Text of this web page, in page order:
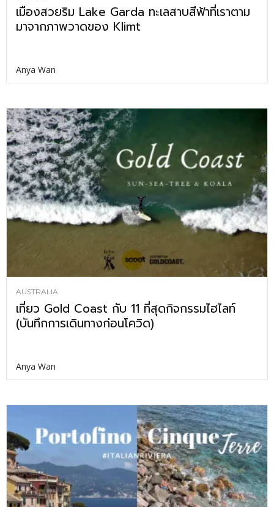
เมืองสวยริม Lake Garda ทะเลสาบสีฟ้าที่เราตาม
มาจากภาพวาดของ Klimt
Anya Wan
AUSTRALIA
เที่ยว Gold Coast กับ 11 ที่สุดกิจกรรมไฮไลท์
(บันทึกการเดินทางก่อนโควิด)
Anya Wan